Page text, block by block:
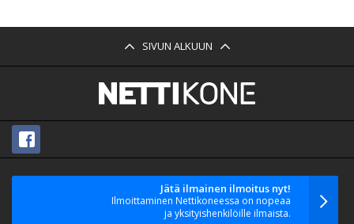
SIVUN ALKUUN
Jätä ilmainen ilmoitus nyt!
Ilmoittaminen Nettikoneessa on nopeaa
ja yksityishenkilöille ilmaista.